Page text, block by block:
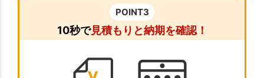
POINT3
10秒で見積もりと納期を確認！